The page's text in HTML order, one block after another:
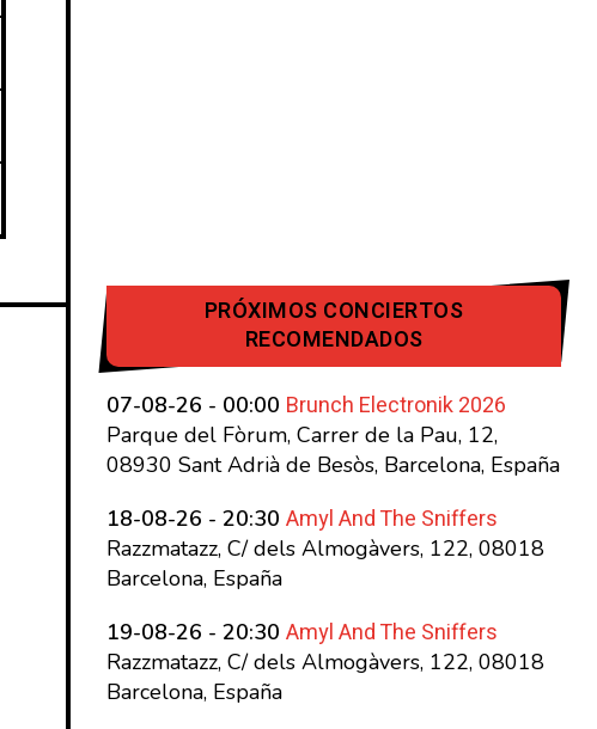
PRÓXIMOS CONCIERTOS
RECOMENDADOS
07-08-26 - 00:00 Brunch Electronik 2026
Parque del Fòrum, Carrer de la Pau, 12,
08930 Sant Adrià de Besòs, Barcelona, España
18-08-26 - 20:30 Amyl And The Sniffers
Razzmatazz, C/ dels Almogàvers, 122, 08018
Barcelona, España
19-08-26 - 20:30 Amyl And The Sniffers
Razzmatazz, C/ dels Almogàvers, 122, 08018
Barcelona, España